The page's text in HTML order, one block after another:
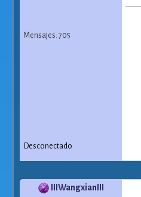
Mensajes: 705
Desconectado
IIIWangxianIII